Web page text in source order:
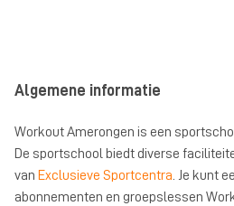
Algemene informatie
Workout Amerongen is een
De sportschool biedt diverse
van Exclusieve Sportcentra. Je kunt
abonnementen en groepslessen